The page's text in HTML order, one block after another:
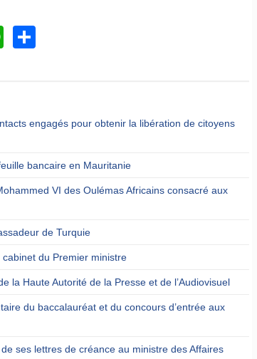
WhatsApp
engagés pour obtenir la libération de citoyens
bancaire en Mauritanie
VI des Oulémas Africains consacré aux
de Turquie
du Premier ministre
la Haute Autorité de la Presse et de l’Audiovisuel
du baccalauréat et du concours d’entrée aux
ses lettres de créance au ministre des Affaires